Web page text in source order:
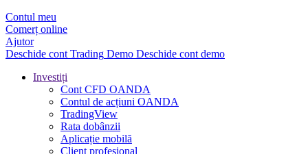
Contul meu
Comerț online
Ajutor
Deschide cont Trading Demo Deschide cont demo
Investiți
Cont CFD OANDA
Contul de acțiuni OANDA
TradingView
Rata dobânzii
Aplicație mobilă
Client profesional